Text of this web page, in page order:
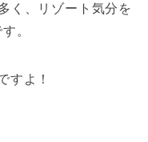
く、リゾート気分を
。
すよ！